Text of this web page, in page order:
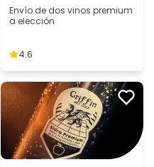
Envío de dos vinos premium
a elección
4.6